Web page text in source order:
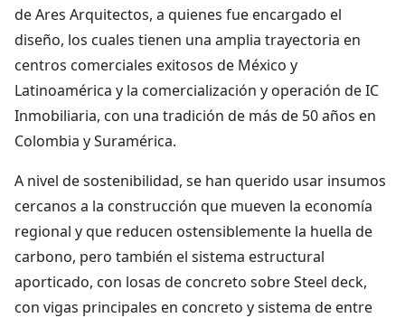
de Ares Arquitectos, a quienes fue encargado el
diseño, los cuales tienen una amplia trayectoria en
centros comerciales exitosos de México y
Latinoamérica y la comercialización y operación de IC
Inmobiliaria, con una tradición de más de 50 años en
Colombia y Suramérica.
A nivel de sostenibilidad, se han querido usar insumos
cercanos a la construcción que mueven la economía
regional y que reducen ostensiblemente la huella de
carbono, pero también el sistema estructural
aporticado, con losas de concreto sobre Steel deck,
con vigas principales en concreto y sistema de entre